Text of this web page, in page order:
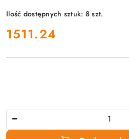
Ilość dostępnych sztuk: 8szt.
cena:
1511.24